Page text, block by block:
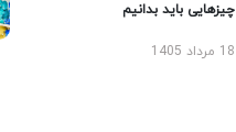
چیزهایی باید بدانیم
18 مرداد 1405